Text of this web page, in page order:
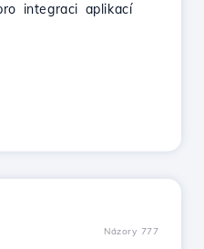
integraci aplikací
Názory 777